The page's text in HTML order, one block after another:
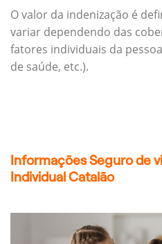
O valor da indenização é
variar dependendo das
fatores individuais da
de saúde, etc.).
Informações Seguro de
Individual Catalão